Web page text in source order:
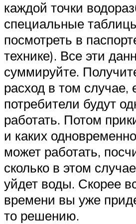
каждой точки
специальные
посмотреть в
технике). Все эти
суммируйте.
расход в том случае,
потребители будут
работать. Потом
и каких
может работать,
сколько в этом
уйдет воды. Скорее
времени вы уже
то решению.